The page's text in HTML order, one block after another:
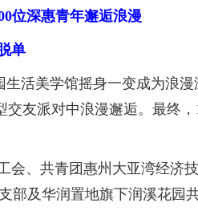
位深惠青年邂逅浪漫
单
活美学馆摇身一变成为浪漫
友派对中浪漫邂逅。最终
、共青团惠州大亚湾经济
部及华润置地旗下润溪花园